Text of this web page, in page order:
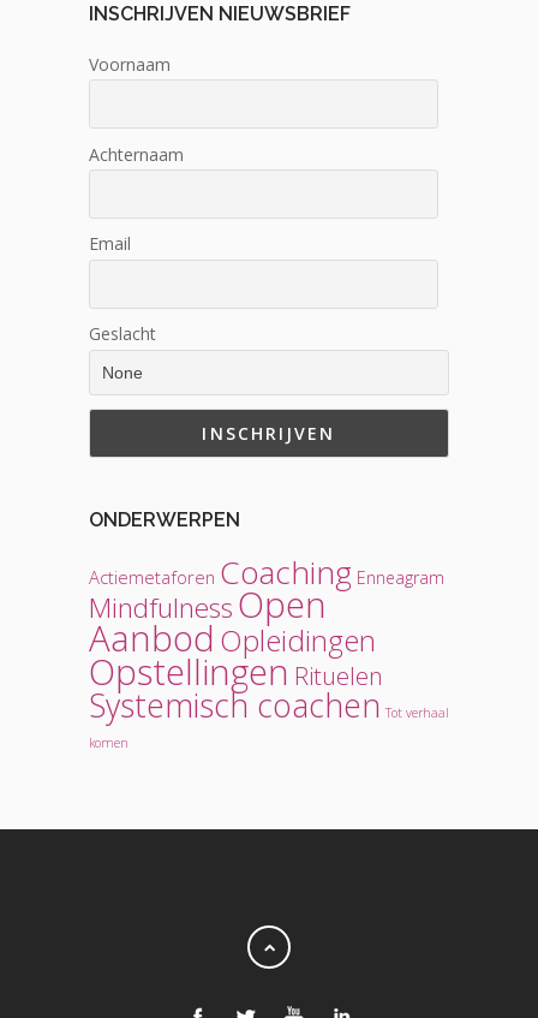
INSCHRIJVEN NIEUWSBRIEF
Voornaam
Achternaam
Email
Geslacht
ONDERWERPEN
Actiemetaforen Coaching Enneagram
MindfulnessOpen
Aanbod Opleidingen
Opstellingen Rituelen
Systemisch coachen Tot verhaal
komen